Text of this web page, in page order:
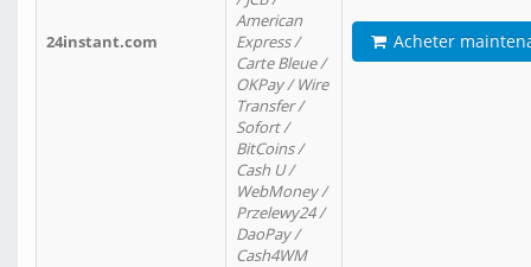
24instant.com
American
Express /
Carte Bleue /
OKPay / Wire
Transfer /
Sofort /
BitCoins /
Cash U /
WebMoney /
Przelewy24 /
DaoPay /
Cash4WM
Acheter